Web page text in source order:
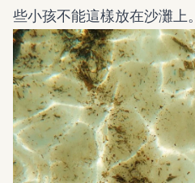
些小孩不能這樣放在沙灘上。